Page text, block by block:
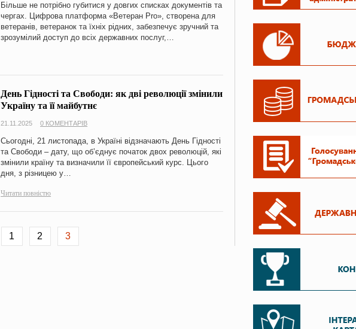
Більше не потрібно губитися у довгих списках документів та
чергах. Цифрова платформа «Ветеран Pro», створена для
ветеранів, ветеранок та їхніх рідних, забезпечує зручний та
зрозумілий доступ до всіх державних послуг,…
День Гідності та Свободи: як дві революції змінили
Україну та її майбутнє
21.11.2025 0 КОМЕНТАРІВ
Сьогодні, 21 листопада, в Україні відзначають День Гідності
та Свободи – дату, що об’єднує початок двох революцій, які
змінили країну та визначили її європейський курс. Цього
дня, з різницею у…
Читати повністю
1 2 3